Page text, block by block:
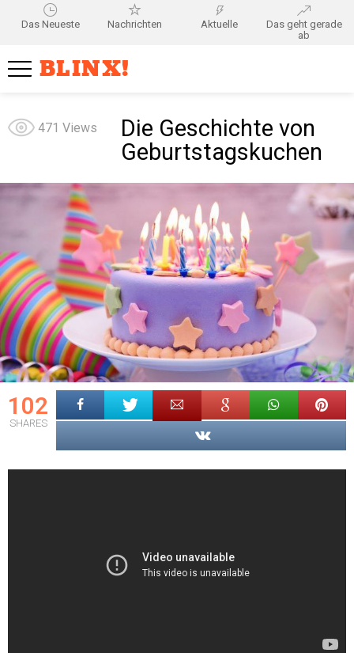
Das Neueste Nachrichten Aktuelle
Das geht gerade
ab
BLINX!
471 Views
Die Geschichte von
Geburtstagskuchen
102
SHARES